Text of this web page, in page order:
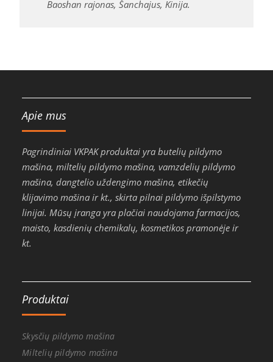
Baoshan rajonas, Šanchajus, Kinija.
Apie mus
Pagrindiniai VKPAK produktai yra butelių pildymo
mašina, miltelių pildymo mašina, vamzdelių pildymo
mašina, dangtelio uždengimo mašina, etikečių
klijavimo mašina ir kt., skirta pilnai pildymo išpilstymo
linijai. Mūsų įranga yra plačiai naudojama farmacijos,
maisto, kasdienių chemikalų, kosmetikos pramonėje ir
kt.
Produktai
Skysčių pildymo mašina
Miltelių pildymo mašina